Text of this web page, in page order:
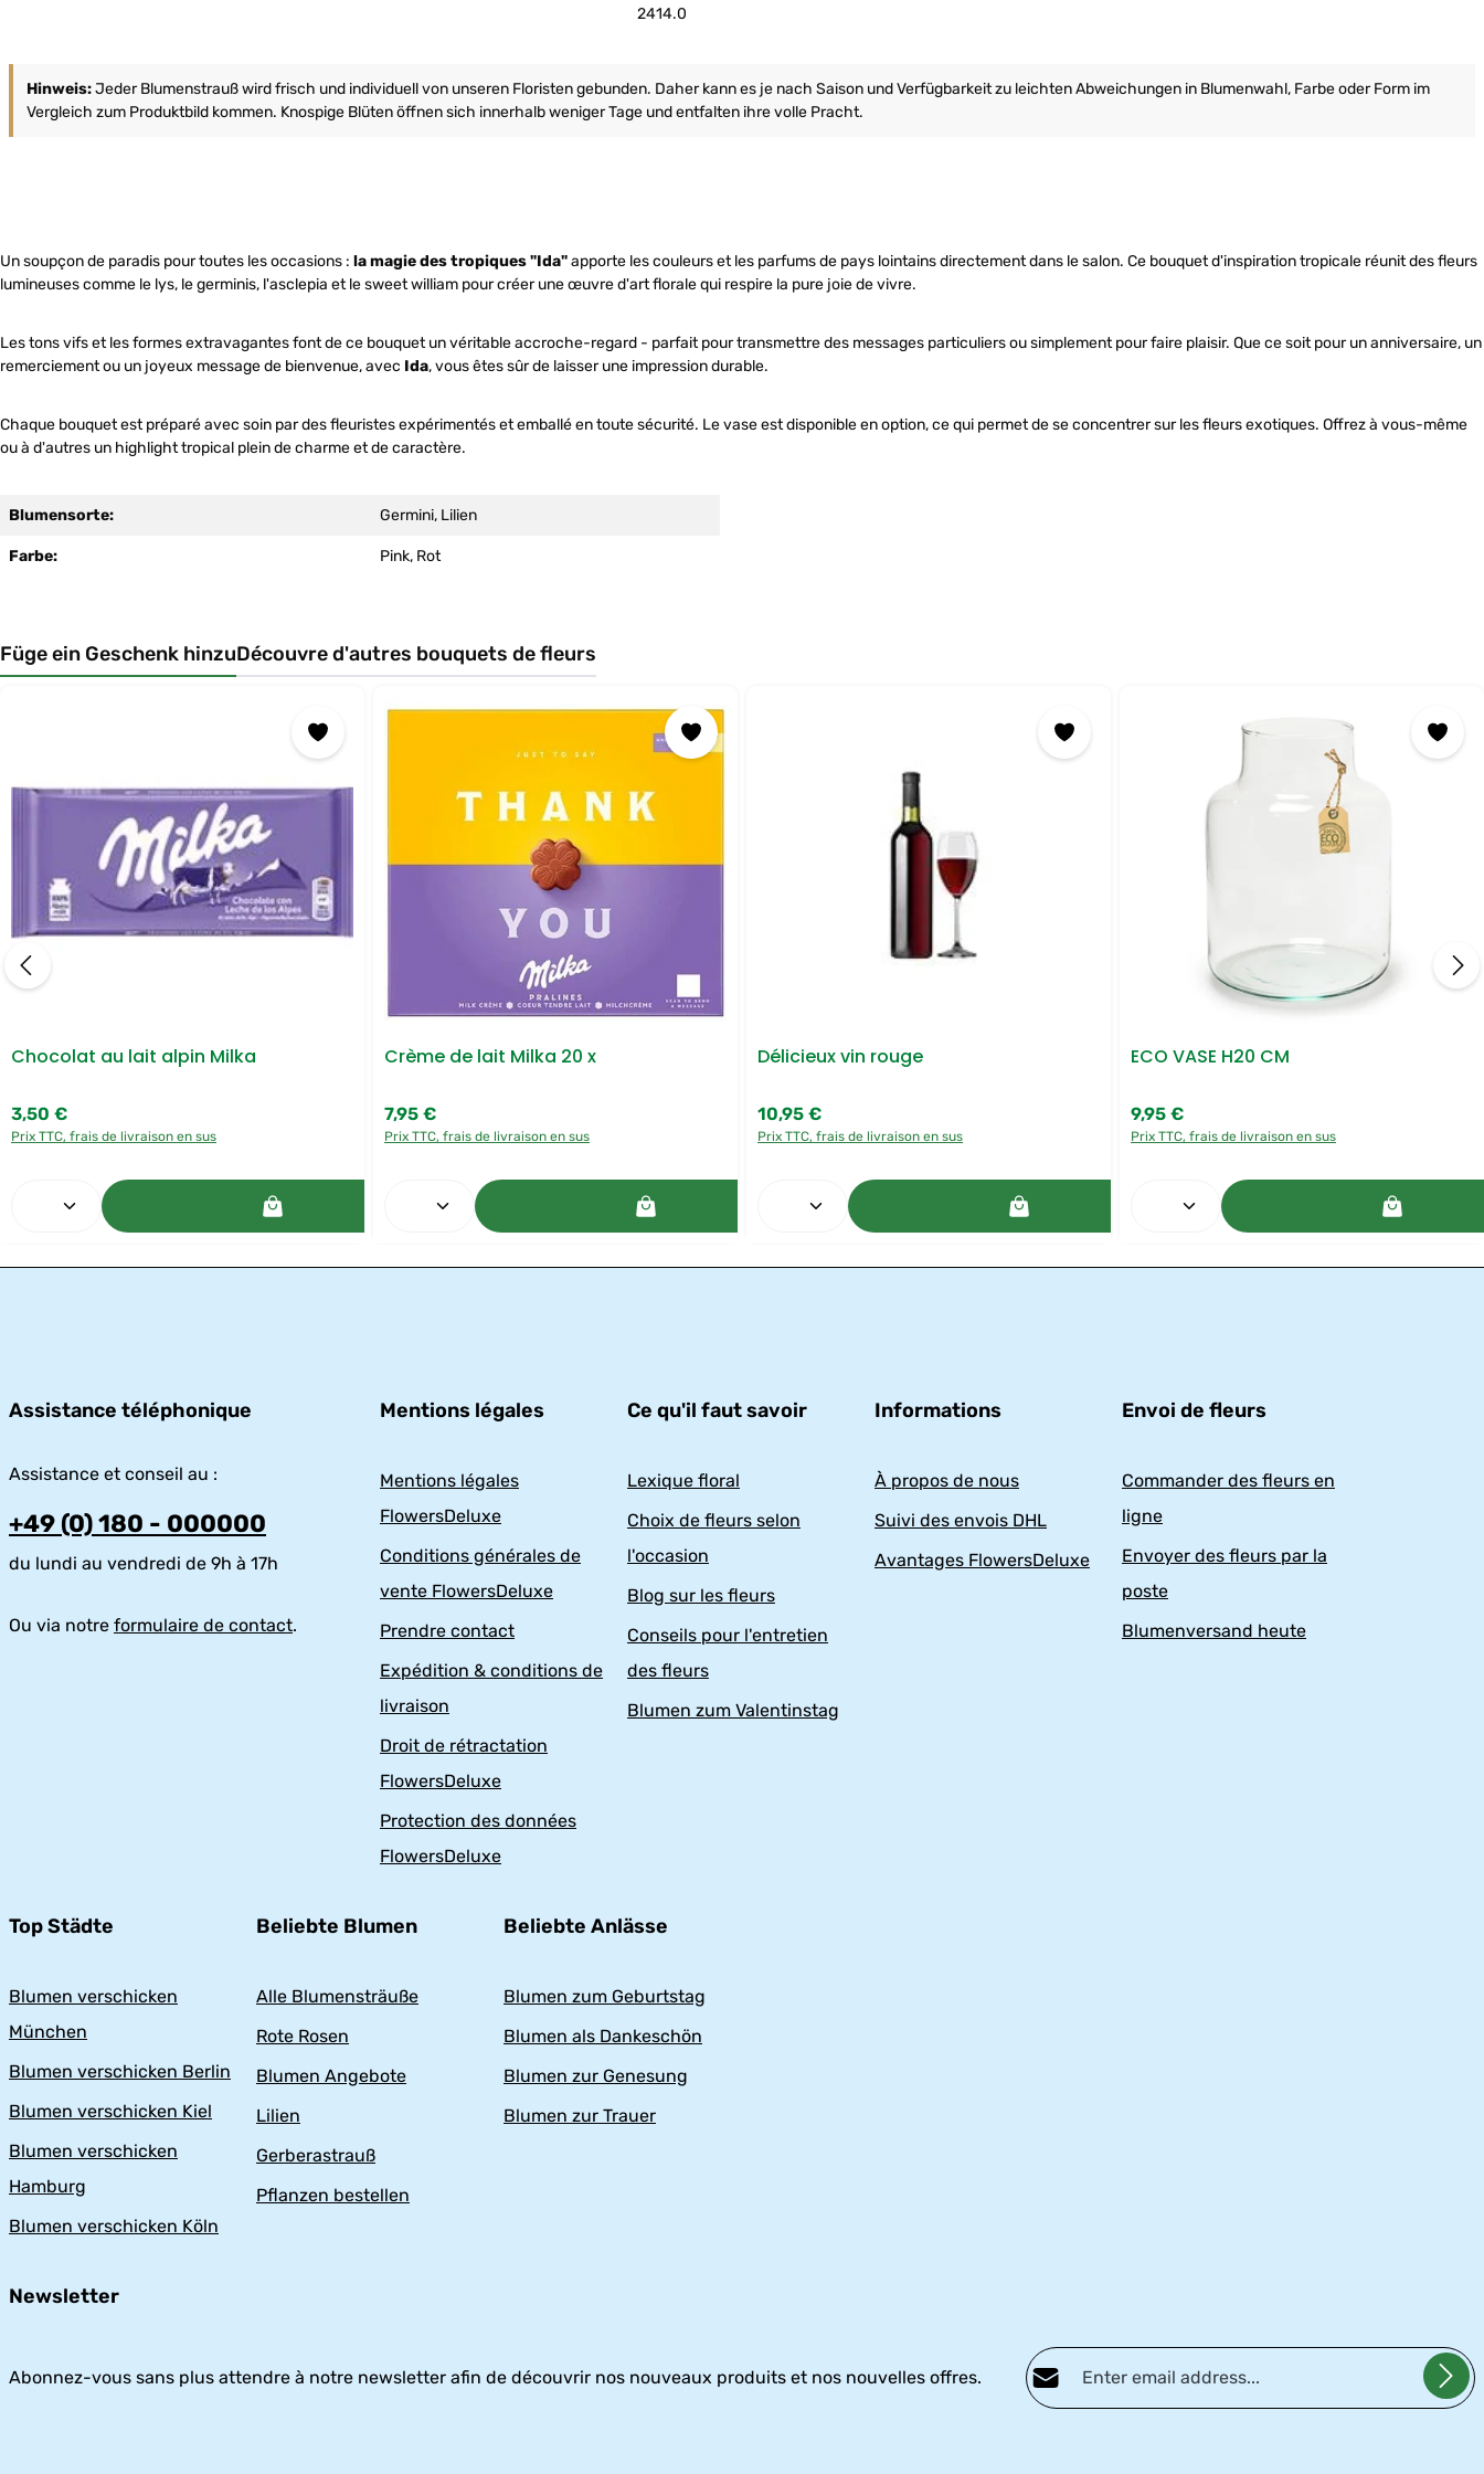
2414.0
Hinweis:Jeder Blumenstrauß wird frisch und individuell von unseren Floristen gebunden. Daher kann es je nach Saison und Verfügbarkeit zu leichten Abweichungen in Blumenwahl, Farbe oder Form im
Vergleich zum Produktbild kommen. Knospige Blüten öffnen sich innerhalb weniger Tage und entfalten ihre volle Pracht.
Un soupçon de paradis pour toutes les occasions : la magie des tropiques "Ida"apporte les couleurs et les parfums de pays lointains directement dans le salon. Ce bouquet d'inspiration tropicale réunit des fleurs
lumineuses comme le lys, le germinis, l'asclepia et le sweet william pour créer une œuvre d'art florale qui respire la pure joie de vivre.
Les tons vifs et les formes extravagantes font de ce bouquet un véritable accroche-regard - parfait pour transmettre des messages particuliers ou simplement pour faire plaisir. Que ce soit pour un anniversaire, un
remerciement ou un joyeux message de bienvenue, avec Ida, vous êtes sûr de laisser une impression durable.
Chaque bouquet est préparé avec soin par des fleuristes expérimentés et emballé en toute sécurité. Le vase est disponible en option, ce qui permet de se concentrer sur les fleurs exotiques. Offrez à vous-même
ou à d'autres un highlight tropical plein de charme et de caractère.
Blumensorte: Germini, Lilien
Farbe: Pink, Rot
Füge ein Geschenk hinzuDécouvre d'autres bouquets de fleurs
Chocolat au lait alpin Milka
Prix régulier :
3,50 €
Prix TTC, frais de livraison en sus
Quantité de produit : Entrez la quantité souhaitée ou utilisez les boutons pour augmenter ou diminuer la quantité.
Crème de lait Milka 20 x
Prix régulier :
7,95 €
Prix TTC, frais de livraison en sus
Quantité de produit : Entrez la quantité souhaitée ou utilisez les boutons pour augmenter
Délicieux vin rouge
Prix régulier :
10,95 €
Prix TTC, frais de livraison en sus
Quantité de produit : Entrez la quantité souhaitée ou
ECO VASE H20 CM
Prix régulier :
9,95 €
Prix TTC, frais de livraison en sus
Quantité de produit :
Assistance téléphonique
Assistance et conseil au :
+49 (0) 180 - 000000
du lundi au vendredi de 9h à 17h
Ou via notre formulaire de contact.
Mentions légales
Mentions légales
FlowersDeluxe
Conditions générales de
vente FlowersDeluxe
Prendre contact
Expédition & conditions de
livraison
Droit de rétractation
FlowersDeluxe
Protection des données
FlowersDeluxe
Ce qu'il faut savoir
Lexique floral
Choix de fleurs selon
l'occasion
Blog sur les fleurs
Conseils pour l'entretien
des fleurs
Blumen zum Valentinstag
Informations
À propos de nous
Suivi des envois DHL
Avantages FlowersDeluxe
Envoi de fleurs
Commander des fleurs en
ligne
Envoyer des fleurs par la
poste
Blumenversand heute
Top Städte
Blumen verschicken
München
Blumen verschicken Berlin
Blumen verschicken Kiel
Blumen verschicken
Hamburg
Blumen verschicken Köln
Beliebte Blumen
Alle Blumensträuße
Rote Rosen
Blumen Angebote
Lilien
Gerberastrauß
Pflanzen bestellen
Beliebte Anlässe
Blumen zum Geburtstag
Blumen als Dankeschön
Blumen zur Genesung
Blumen zur Trauer
Newsletter
Abonnez-vous sans plus attendre à notre newsletter afin de découvrir nos nouveaux produits et nos nouvelles offres.
Adresse e-mail*